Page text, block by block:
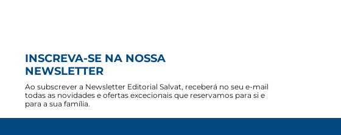
INSCREVA-SE NA NOSSA
NEWSLETTER
Ao subscrever a Newsletter Editorial Salvat, receberá no seu e-mail
todas as novidades e ofertas excecionais que reservamos para si e
para a sua família.